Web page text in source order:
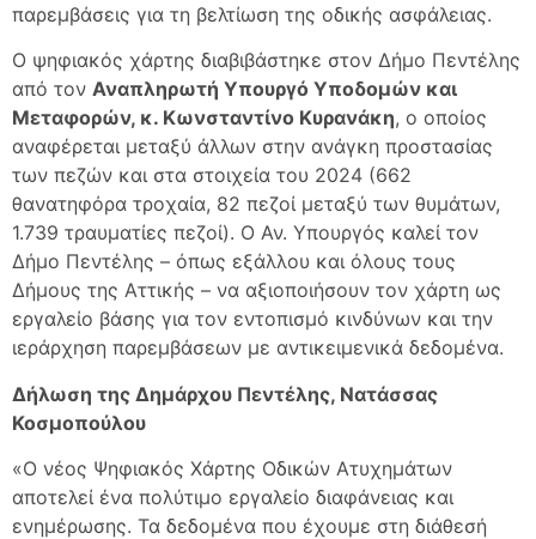
παρεμβάσεις για τη βελτίωση της οδικής ασφάλειας.
Ο ψηφιακός χάρτης διαβιβάστηκε στον Δήμο Πεντέλης
από τον Αναπληρωτή Υπουργό Υποδομών και
Μεταφορών, κ. Κωνσταντίνο Κυρανάκη, ο οποίος
αναφέρεται μεταξύ άλλων στην ανάγκη προστασίας
των πεζών και στα στοιχεία του 2024 (662
θανατηφόρα τροχαία, 82 πεζοί μεταξύ των θυμάτων,
1.739 τραυματίες πεζοί). Ο Αν. Υπουργός καλεί τον
Δήμο Πεντέλης – όπως εξάλλου και όλους τους
Δήμους της Αττικής – να αξιοποιήσουν τον χάρτη ως
εργαλείο βάσης για τον εντοπισμό κινδύνων και την
ιεράρχηση παρεμβάσεων με αντικειμενικά δεδομένα.
Δήλωση της Δημάρχου Πεντέλης, Νατάσσας
Κοσμοπούλου
«Ο νέος Ψηφιακός Χάρτης Οδικών Ατυχημάτων
αποτελεί ένα πολύτιμο εργαλείο διαφάνειας και
ενημέρωσης. Τα δεδομένα που έχουμε στη διάθεσή